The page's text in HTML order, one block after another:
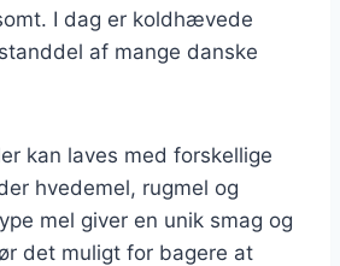
I dag er koldhævede
af mange danske
kan laves med forskellige
hvedemel, rugmel og
mel giver en unik smag og
det muligt for bagere at